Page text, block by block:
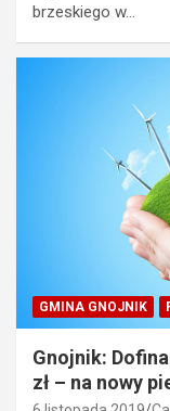
brzeskiego w…
GMINA GNOJNIK
Gnojnik:
zł – na nowy